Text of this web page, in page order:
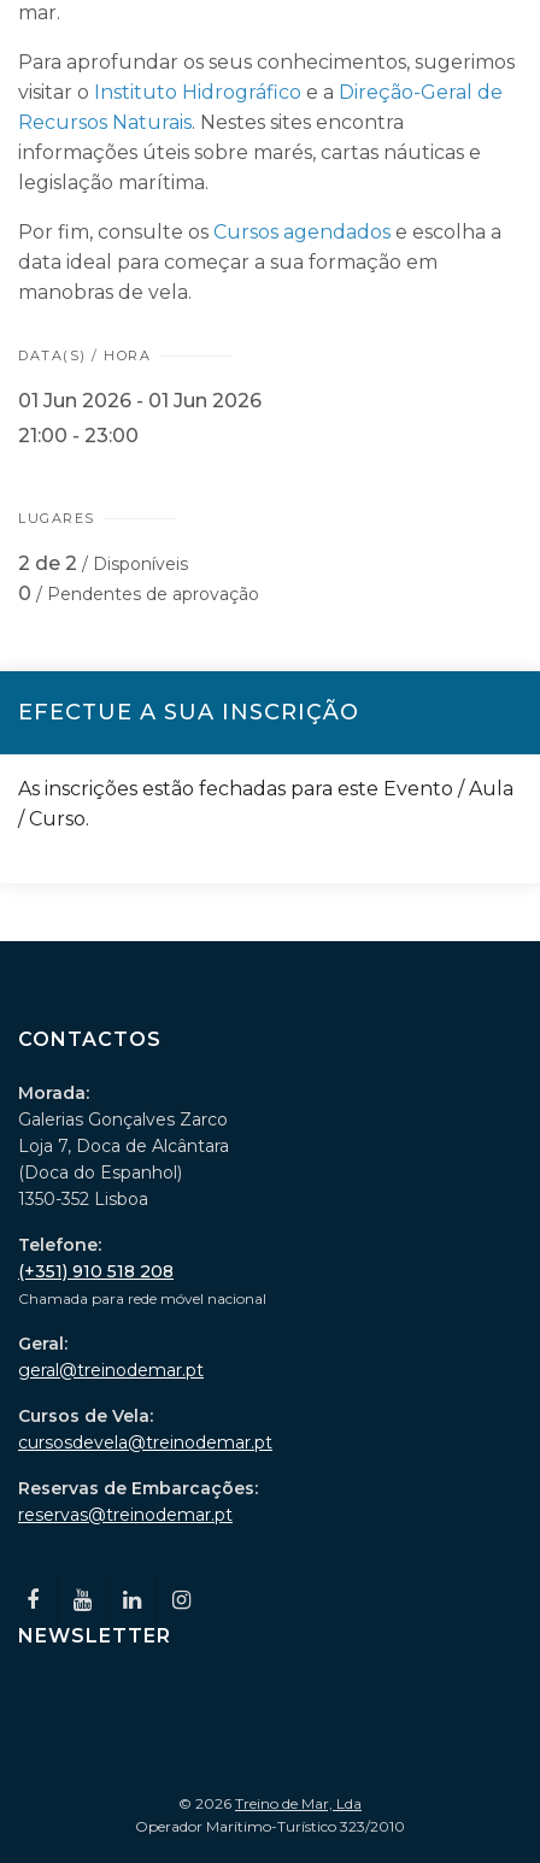
mar.
Para aprofundar os seus conhecimentos, sugerimos
visitar o Instituto Hidrográfico e a Direção-Geral de
Recursos Naturais. Nestes sites encontra
informações úteis sobre marés, cartas náuticas e
legislação marítima.
Por fim, consulte os Cursos agendados e escolha a
data ideal para começar a sua formação em
manobras de vela.
DATA(S) / HORA
01 Jun 2026 - 01 Jun 2026
21:00 - 23:00
LUGARES
2 de 2 / Disponíveis
0 / Pendentes de aprovação
EFECTUE A SUA INSCRIÇÃO
As inscrições estão fechadas para este Evento / Aula
/ Curso.
CONTACTOS
Morada:
Galerias Gonçalves Zarco
Loja 7, Doca de Alcântara
(Doca do Espanhol)
1350-352 Lisboa
Telefone:
(+351) 910 518 208
Chamada para rede móvel nacional
Geral:
geral@treinodemar.pt
Cursos de Vela:
cursosdevela@treinodemar.pt
Reservas de Embarcações:
reservas@treinodemar.pt
NEWSLETTER
© 2026 Treino de Mar, Lda
Operador Marítimo-Turístico 323/2010